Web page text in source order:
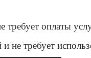
требует оплаты
не требует